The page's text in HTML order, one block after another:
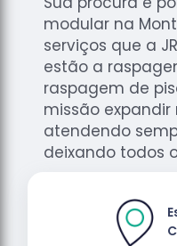
modular na
serviços que a
estão a
raspagem de
missão expandir
atendendo
deixando todos